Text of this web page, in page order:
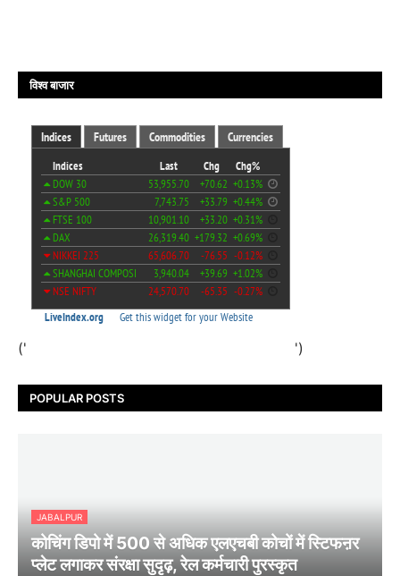
विश्व बाजार
(' ')
POPULAR POSTS
JABALPUR
कोचिंग डिपो में 500 से अधिक एलएचबी कोचों में स्टिफऩर
प्लेट लगाकर संरक्षा सुदृढ़, रेल कर्मचारी पुरस्कृत